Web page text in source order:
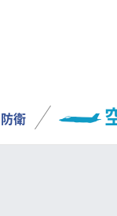
衛